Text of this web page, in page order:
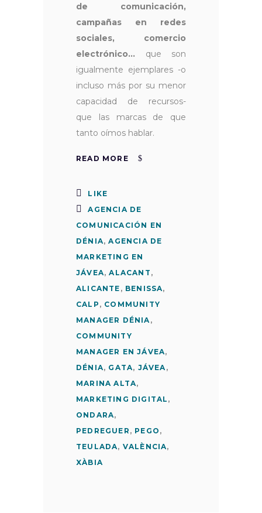
de comunicación,
campañas en redes
sociales, comercio
electrónico... que son
igualmente ejemplares -o
incluso más por su menor
capacidad de recursos-
que las marcas de que
tanto oímos hablar.
READ MORE
LIKE
AGENCIA DE
COMUNICACIÓN EN
DÉNIA,AGENCIA DE
MARKETING EN
JÁVEA,ALACANT ,
ALICANTE , BENISSA,
CALP , COMMUNITY
MANAGER DÉNIA,
COMMUNITY
MANAGER EN JÁVEA,
DÉNIA, GATA, JÁVEA,
MARINA ALTA,
MARKETING DIGITAL ,
ONDARA,
PEDREGUER , PEGO ,
TEULADA, VALÈNCIA,
XÀBIA